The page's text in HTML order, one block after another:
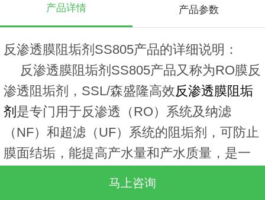
产品详情 产品参数
反渗透膜阻垢剂SS805产品的详细说明：
反渗透膜阻垢剂SS805产品又称为RO膜反
渗透阻垢剂，SSL/森盛隆高效反渗透膜阻垢
剂 是专门用于反渗透（RO）系统及纳滤
（NF）和超滤（UF）系统的阻垢剂，可防止
膜面结垢，能提高产水量和产水质量，是一
种多种有机物高温分解生成正磷酸盐的高效
马上咨询